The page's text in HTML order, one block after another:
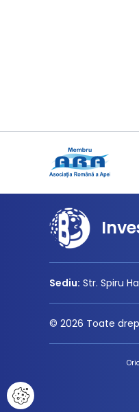
Sediu: Str. Spiru
© 2026 Toate